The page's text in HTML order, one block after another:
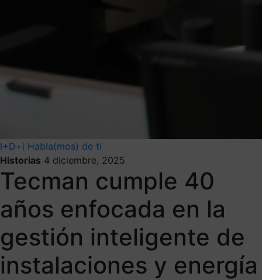
I+D+i Habla(mos) de ti
Historias 4 diciembre, 2025
Tecman cumple 40
años enfocada en la
gestión inteligente de
instalaciones y energía